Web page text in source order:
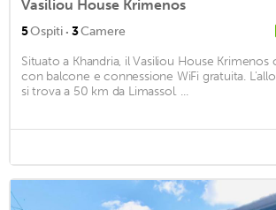
Vasiliou House Krimenos
5Ospiti · 3Camere
Situato a Khandria, il Vasiliou House Krimenos
con balcone e connessione WiFi gratuita.
si trova a 50 km da Limassol. ...